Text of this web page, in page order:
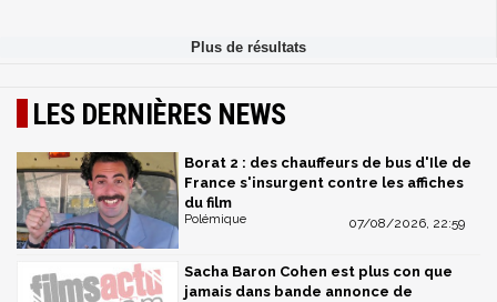
LES DERNIÈRES NEWS
Borat 2 : des chauffeurs de bus d'Ile de
France s'insurgent contre les affiches
du film
07/08/2026, 22:59
Polémique
Sacha Baron Cohen est plus con que
jamais dans bande annonce de